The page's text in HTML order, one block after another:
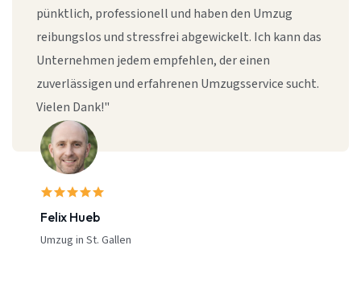
Felix Hueb
Umzug in St. Gallen
pünktlich, professionell und haben den Umzug
reibungslos und stressfrei abgewickelt. Ich kann das
Unternehmen jedem empfehlen, der einen
zuverlässigen und erfahrenen Umzugsservice sucht.
Vielen Dank!"